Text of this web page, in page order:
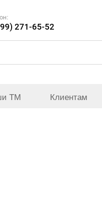
271-65-52
ТМ Клиентам